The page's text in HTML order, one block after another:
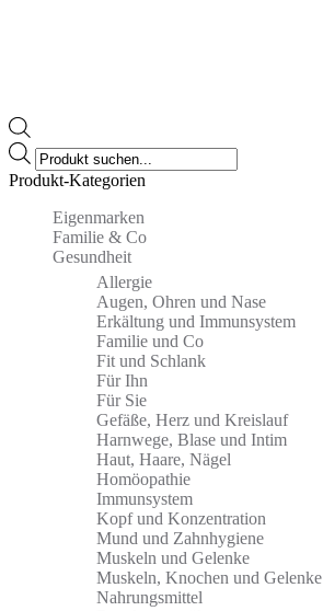
Products
search
Produkt-Kategorien
Eigenmarken
Familie & Co
Gesundheit
Allergie
Augen, Ohren und Nase
Erkältung und Immunsystem
Familie und Co
Fit und Schlank
Für Ihn
Für Sie
Gefäße, Herz und Kreislauf
Harnwege, Blase und Intim
Haut, Haare, Nägel
Homöopathie
Immunsystem
Kopf und Konzentration
Mund und Zahnhygiene
Muskeln und Gelenke
Muskeln, Knochen und Gelenke
Nahrungsmittel